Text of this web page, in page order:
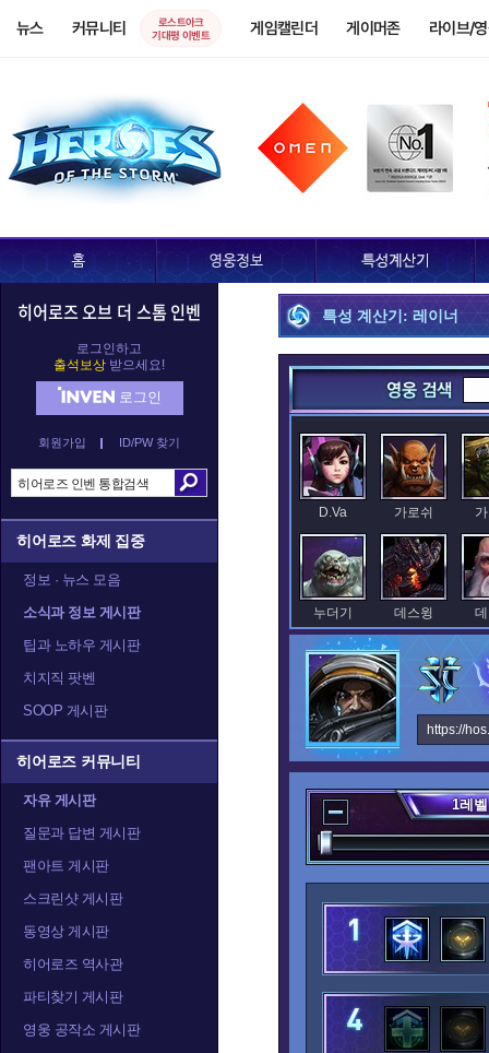
뉴스 커뮤니티
로스트아크
기대평 이벤트
게임캘린더 게이머존 라이브/
히어로즈 오브 더 스톰 인벤
로그인하고
출석보상 받으세요!
로그인
회원가입 ID/PW 찾기
히어로즈 화제 집중
정보 · 뉴스 모음
소식과 정보 게시판
팁과 노하우 게시판
치지직 팟벤
SOOP 게시판
히어로즈 커뮤니티
자유 게시판
질문과 답변 게시판
팬아트 게시판
스크린샷 게시판
동영상 게시판
히어로즈 역사관
파티찾기 게시판
영웅 공작소 게시판
특성 계산기: 레이너
D.Va 가로쉬
누더기 데스윙
레오릭 레이너
말티엘 말퓨리온
발라 발리라 블
아나 아눕아락 아
https://
1레벨